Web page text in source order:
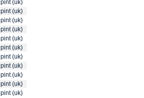
pint (uk)
pint (uk)
pint (uk)
pint (uk)
pint (uk)
pint (uk)
pint (uk)
pint (uk)
pint (uk)
pint (uk)
pint (uk)